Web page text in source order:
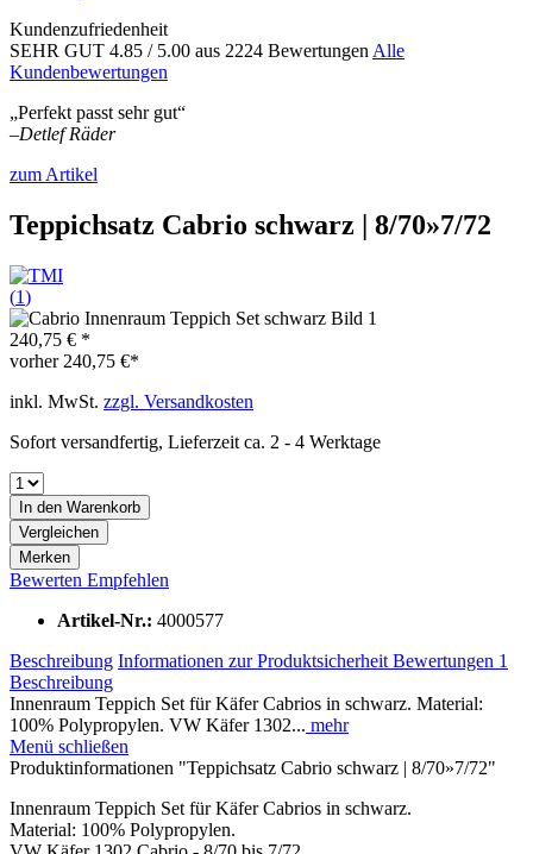
Kundenzufriedenheit
SEHR GUT 4.85 / 5.00 aus 2224 Bewertungen Alle
Kundenbewertungen
„Perfekt passt sehr gut“
–Detlef Räder
zum Artikel
Teppichsatz Cabrio schwarz | 8/70»7/72
(1)
240,75 € *
vorher 240,75 €*
inkl. MwSt. zzgl. Versandkosten
Sofort versandfertig, Lieferzeit ca. 2 - 4 Werktage
In den Warenkorb
Vergleichen
Merken
Bewerten Empfehlen
Artikel-Nr.: 4000577
Beschreibung Informationen zur Produktsicherheit Bewertungen 1
Beschreibung
Innenraum Teppich Set für Käfer Cabrios in schwarz. Material:
100% Polypropylen. VW Käfer 1302... mehr
Menü schließen
Produktinformationen "Teppichsatz Cabrio schwarz | 8/70»7/72"
Innenraum Teppich Set für Käfer Cabrios in schwarz.
Material: 100% Polypropylen.